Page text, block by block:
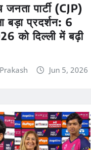
पार्टी (CJP)
बड़ा प्रदर्शन: 6
को दिल्ली में बढ़ी
Jun 5, 2026